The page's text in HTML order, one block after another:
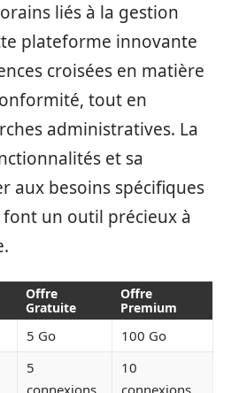
liés à la gestion
plateforme innovante
croisées en matière
tout en
administratives. La
et sa
aux besoins spécifiques
un outil précieux à
Offre
Gratuite
Offre
Premium
5 Go
100 Go
5
connexions
10
connexions